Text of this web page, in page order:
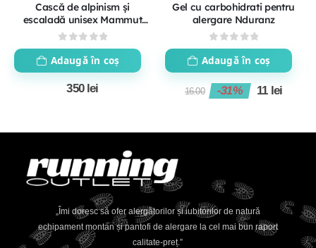
Cască de alpinism și
escaladă unisex Mammut
Skywalker 3.0
0out of 5
Adaugă în coș
350 lei
Gel cu carbohidrati pentru
alergare Nduranz
0out of 5
Adaugă în coș
16.00 -31% 11 lei
„Îmi doresc să ofer alergătorilor și iubitorilor de natură
echipament montan și pantofi de alergare la cel mai bun raport
calitate-preț.”